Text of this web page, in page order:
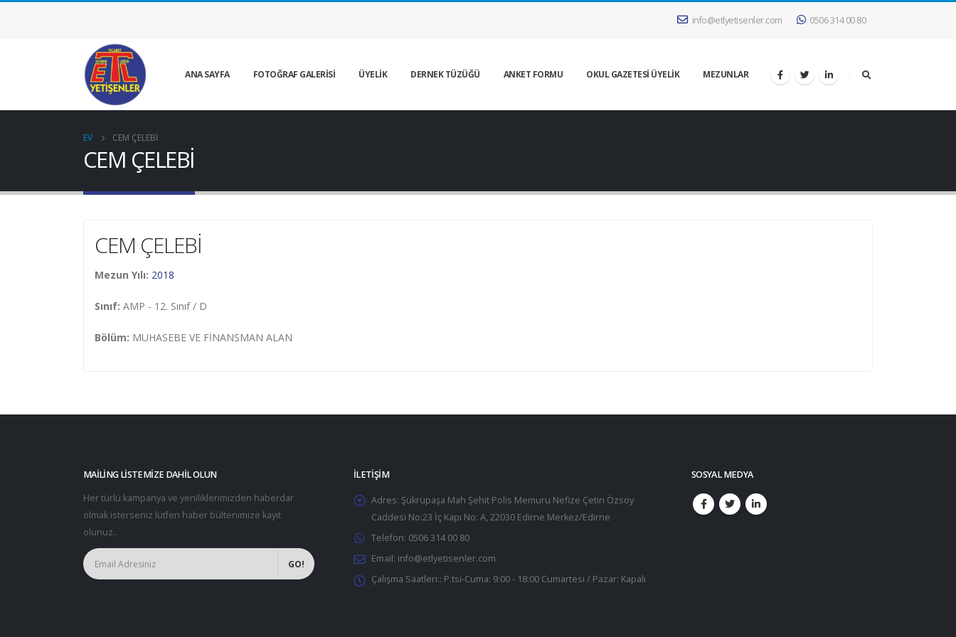
info@etlyetisenler.com 0506 314 00 80
ANA SAYFA FOTOĞRAF GALERİSİ ÜYELİK DERNEK TÜZÜĞÜ ANKET FORMU OKUL GAZETESİ ÜYELİK MEZUNLAR
EV CEM ÇELEBİ
CEM ÇELEBİ
CEM ÇELEBİ
Mezun Yılı: 2018
Sınıf: AMP - 12. Sınıf / D
Bölüm: MUHASEBE VE FİNANSMAN ALAN
MAILING LISTEMIZE DAHIL OLUN
Her türlü kampanya ve yeniliklerimizden haberdar
olmak isterseniz lütfen haber bültenimize kayıt
olunuz..
İLETIŞIM
Adres: Şükrüpaşa Mah Şehit Polis Memuru Nefize Çetin Özsoy
Caddesi No:23 İç Kapı No: A, 22030 Edirne Merkez/Edirne
Telefon: 0506 314 00 80
Email: info@etlyetisenler.com
Çalışma Saatleri:: P.tsi-Cuma: 9:00 - 18:00 Cumartesi / Pazar: Kapalı
SOSYAL MEDYA